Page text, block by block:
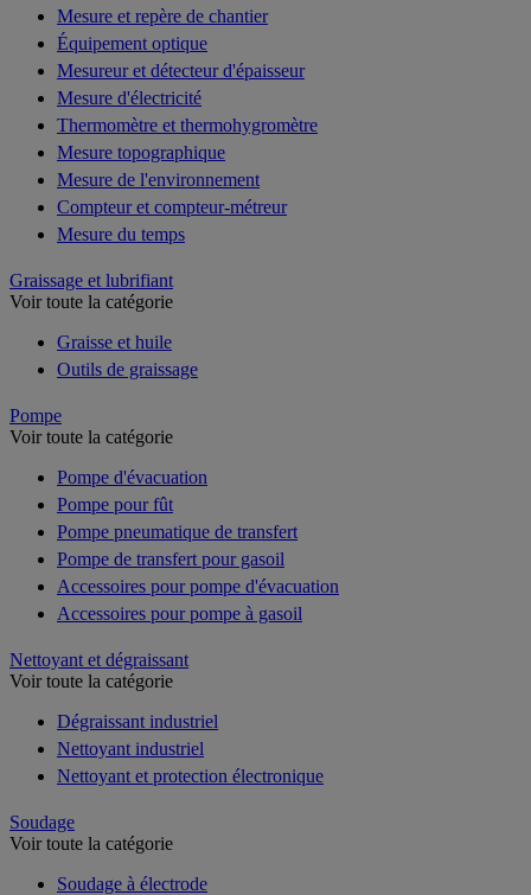
Mesure et repère de chantier
Équipement optique
Mesureur et détecteur d'épaisseur
Mesure d'électricité
Thermomètre et thermohygromètre
Mesure topographique
Mesure de l'environnement
Compteur et compteur-métreur
Mesure du temps
Graissage et lubrifiant
Voir toute la catégorie
Graisse et huile
Outils de graissage
Pompe
Voir toute la catégorie
Pompe d'évacuation
Pompe pour fût
Pompe pneumatique de transfert
Pompe de transfert pour gasoil
Accessoires pour pompe d'évacuation
Accessoires pour pompe à gasoil
Nettoyant et dégraissant
Voir toute la catégorie
Dégraissant industriel
Nettoyant industriel
Nettoyant et protection électronique
Soudage
Voir toute la catégorie
Soudage à électrode